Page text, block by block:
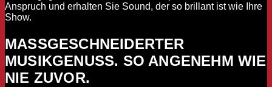
Anspruch und erhalten Sie Sound, der so brillant ist wie Ihre
Show.
MASSGESCHNEIDERTER M
USIKGENUSS. SO ANGENEHM WIE N
IE ZUVOR.